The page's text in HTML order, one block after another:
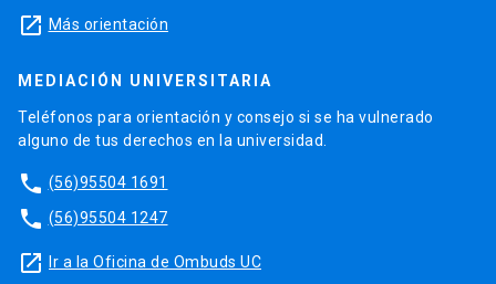
launch Más orientación
MEDIACIÓN UNIVERSITARIA
Teléfonos para orientación y consejo si se ha vulnerado
alguno de tus derechos en la universidad.
phone (56)95504 1691
phone (56)95504 1247
launch Ir a la Oficina de Ombuds UC